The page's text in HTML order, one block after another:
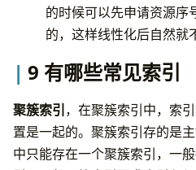
的时候可以先申请资源序
的，这样线性化后自然就
9 有哪些常见索引
聚簇索引 ，在聚簇索引中，索
置是一起的。聚簇索引存的是
中只能存在一个聚簇索引，一